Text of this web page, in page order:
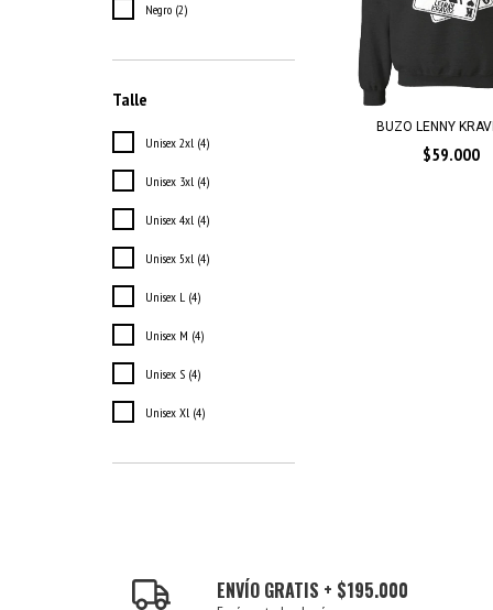
Negro (2)
Talle
Unisex 2xl (4)
Unisex 3xl (4)
Unisex 4xl (4)
Unisex 5xl (4)
Unisex L (4)
Unisex M (4)
Unisex S (4)
Unisex Xl (4)
BUZO LENNY
$59.000
ENVÍO GRATIS + $195.000